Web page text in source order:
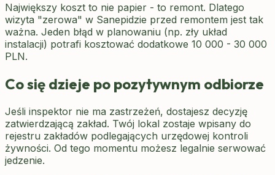
Największy koszt to nie papier - to remont. Dlatego
wizyta "zerowa" w Sanepidzie przed remontem jest tak
ważna. Jeden błąd w planowaniu (np. zły układ
instalacji) potrafi kosztować dodatkowe 10 000 - 30 000
PLN.
Co się dzieje po pozytywnym odbiorze
Jeśli inspektor nie ma zastrzeżeń, dostajesz decyzję
zatwierdzającą zakład. Twój lokal zostaje wpisany do
rejestru zakładów podlegających urzędowej kontroli
żywności. Od tego momentu możesz legalnie serwować
jedzenie.